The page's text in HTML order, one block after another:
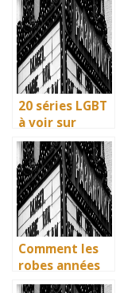
révolutionné la
mode en temps
de guerre
20 séries LGBT
à voir sur
Netflix : quand
science-fiction
et diversité
font des
étincelles
Comment les
robes années
40 vintage ont